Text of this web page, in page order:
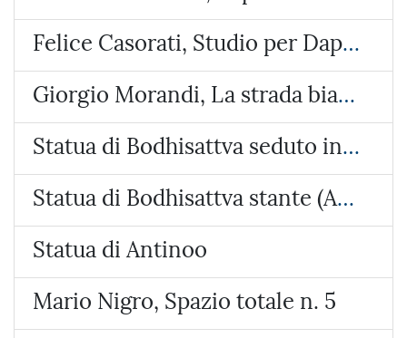
Felice Casorati, Studio per Daphne a Pavarolo
Giorgio Morandi, La strada bianca
Statua di Bodhisattva seduto in lalitasana
Statua di Bodhisattva stante (Avalokiteshvara Samanthamukha)
Statua di Antinoo
Mario Nigro, Spazio totale n. 5